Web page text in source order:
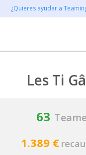
¿Quieres ayudar a
Les Ti
63
1.389 €